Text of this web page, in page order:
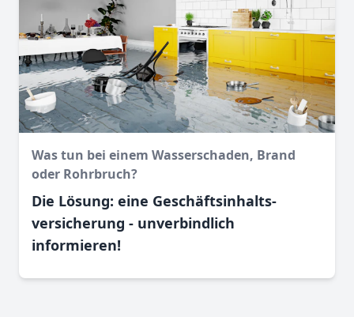
Was tun bei einem Wasser­schaden, Brand
oder Rohr­bruch?
Die Lösung: eine Geschäftsinhalts­
versicherung - unverbindlich
informieren!